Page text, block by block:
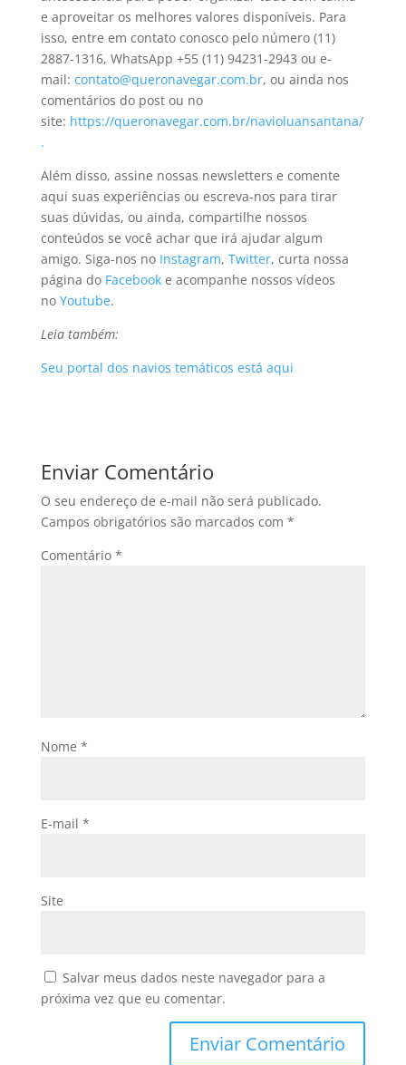
e aproveitar os melhores valores disponíveis. Para
isso, entre em contato conosco pelo número (11)
2887-1316, WhatsApp +55 (11) 94231-2943 ou e-
mail: contato@queronavegar.com.br, ou ainda nos
comentários do post ou no
site: https://queronavegar.com.br/navioluansantana/
.
Além disso, assine nossas newsletters e comente
aqui suas experiências ou escreva-nos para tirar
suas dúvidas, ou ainda, compartilhe nossos
conteúdos se você achar que irá ajudar algum
amigo. Siga-nos no Instagram, Twitter, curta nossa
página do Facebooke acompanhe nossos vídeos
no Youtube.
Leia também:
Seu portal dos navios temáticos está aqui
Enviar Comentário
O seu endereço de e-mail não será publicado.
Campos obrigatórios são marcados com *
Comentário *
Nome *
E-mail *
Site
Salvar meus dados neste navegador para a
próxima vez que eu comentar.